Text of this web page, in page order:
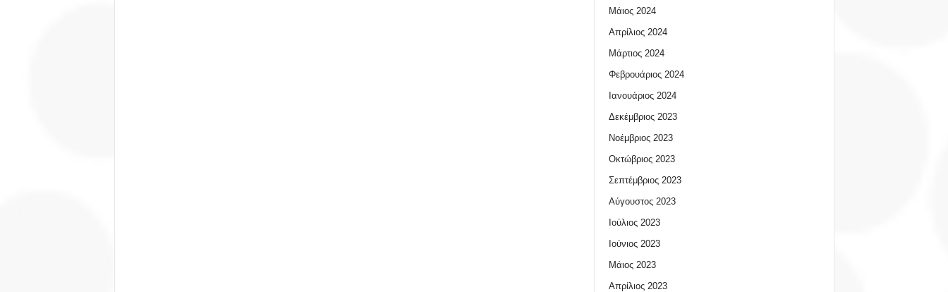
Μάιος 2024
Απρίλιος 2024
Μάρτιος 2024
Φεβρουάριος 2024
Ιανουάριος 2024
Δεκέμβριος 2023
Νοέμβριος 2023
Οκτώβριος 2023
Σεπτέμβριος 2023
Αύγουστος 2023
Ιούλιος 2023
Ιούνιος 2023
Μάιος 2023
Απρίλιος 2023